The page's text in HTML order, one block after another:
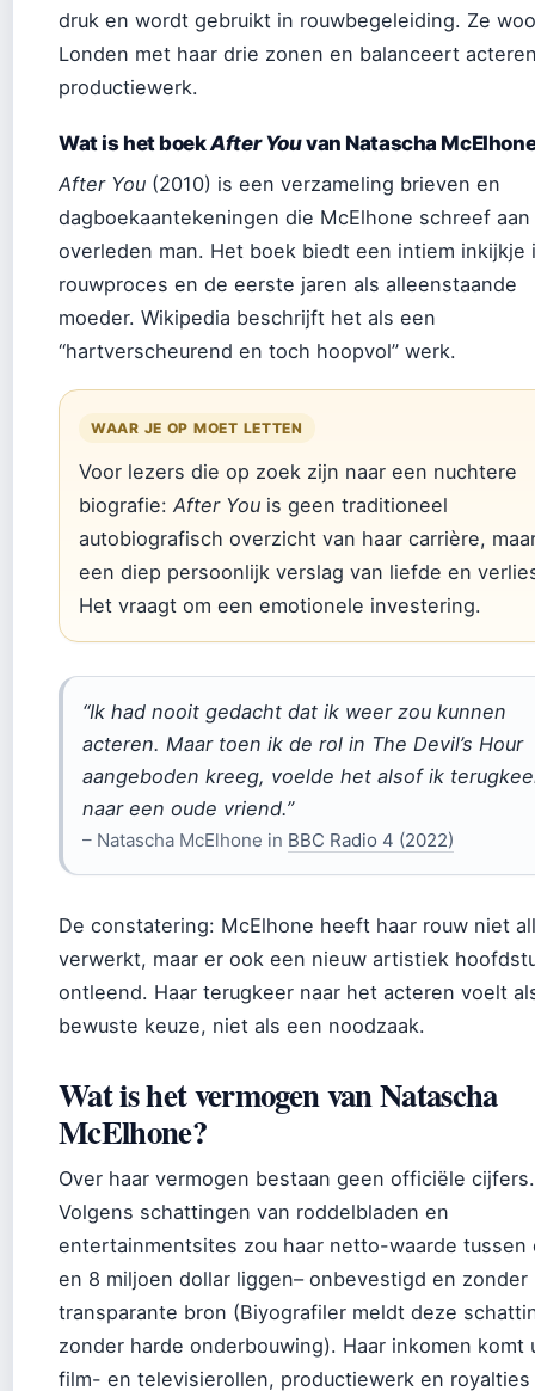
druk en wordt gebruikt in rouwbegeleiding. Ze
Londen met haar drie zonen en balanceert
productiewerk.
Wat is het boekAfter Youvan Natascha
After You (2010) is een verzameling brieven en
dagboekaantekeningen die McElhone schreef aan
overleden man. Het boek biedt een intiem inkijkje
rouwproces en de eerste jaren als alleenstaande
moeder. Wikipedia beschrijft het als een
“hartverscheurend en toch hoopvol” werk.
WAAR JE OP MOET LETTEN
Voor lezers die op zoek zijn naar een nuchtere
biografie: After You is geen traditioneel
autobiografisch overzicht van haar carrière,
een diep persoonlijk verslag van liefde en
Het vraagt om een emotionele investering.
“Ik had nooit gedacht dat ik weer zou kunnen
acteren. Maar toen ik de rol in The Devil’s Hour
aangeboden kreeg, voelde het alsof ik
naar een oude vriend.”
– Natascha McElhone in BBC Radio 4 (2022)
De constatering: McElhone heeft haar rouw niet
verwerkt, maar er ook een nieuw artistiek
ontleend. Haar terugkeer naar het acteren voelt
bewuste keuze, niet als een noodzaak.
Wat is het vermogen van Natascha
McElhone?
Over haar vermogen bestaan geen officiële cijfers.
Volgens schattingen van roddelbladen en
entertainmentsites zou haar netto-waarde tussen
en 8 miljoen dollar liggen– onbevestigd en zonder
transparante bron (Biyografiler meldt deze
zonder harde onderbouwing). Haar inkomen komt
film- en televisierollen, productiewerk en royalties